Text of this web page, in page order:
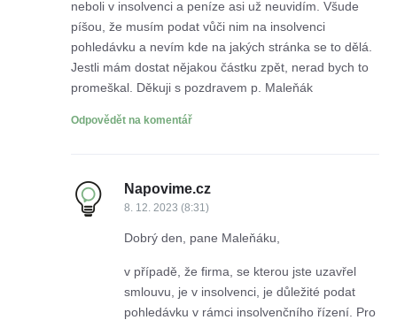
neboli v insolvenci a peníze asi už neuvidím. Všude
píšou, že musím podat vůči nim na insolvenci
pohledávku a nevím kde na jakých stránka se to dělá.
Jestli mám dostat nějakou částku zpět, nerad bych to
promeškal. Děkuji s pozdravem p. Maleňák
Odpovědět na komentář
Napovime.cz
8. 12. 2023 (8:31)
Dobrý den, pane Maleňáku,
v případě, že firma, se kterou jste uzavřel
smlouvu, je v insolvenci, je důležité podat
pohledávku v rámci insolvenčního řízení. Pro